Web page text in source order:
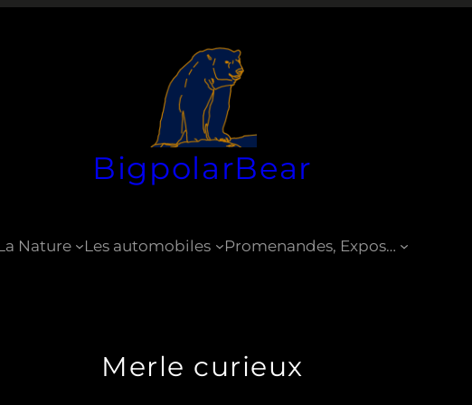
BigpolarBear
Nature Les automobiles Promenandes, Expos…
Merle curieux